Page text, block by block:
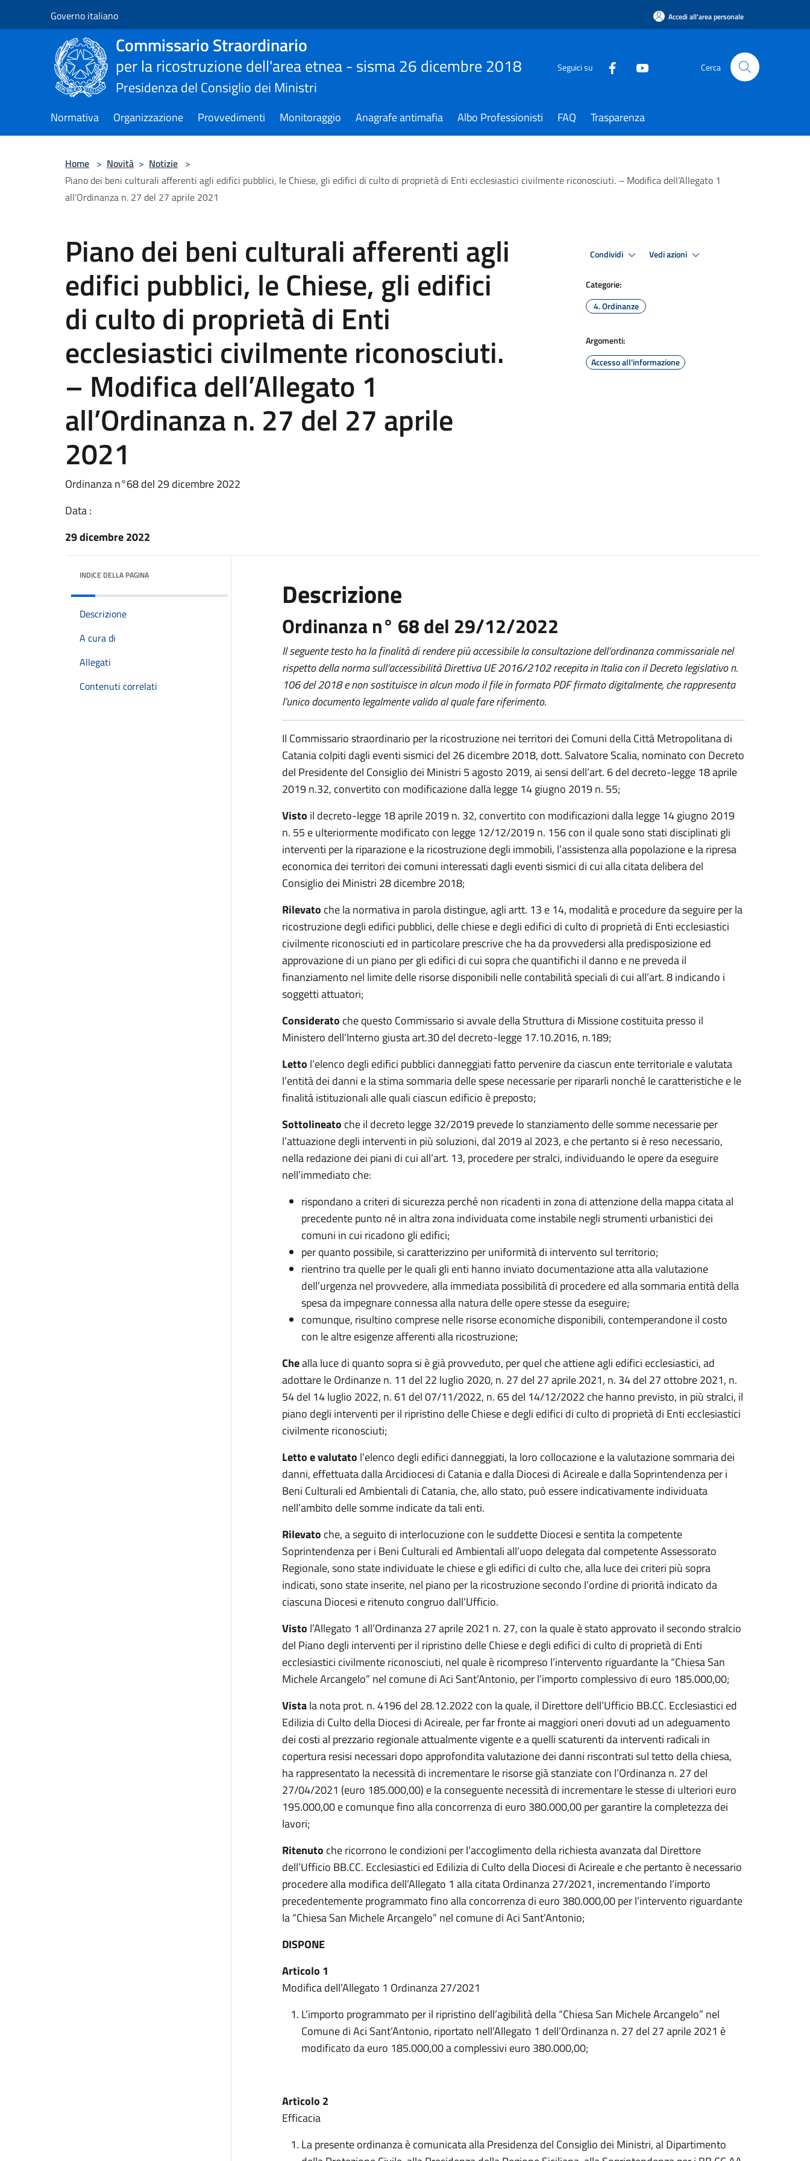
Governo italiano Accedi all'area personale
Commissario Straordinario
per la ricostruzione dell'area etnea - sisma 26 dicembre 2018
Presidenza del Consiglio dei Ministri
Seguici su Cerca
Normativa Organizzazione Provvedimenti Monitoraggio Anagrafe antimafia Albo Professionisti FAQ Trasparenza
Home > Novità > Notizie >
Piano dei beni culturali afferenti agli edifici pubblici, le Chiese, gli edifici di culto di proprietà di Enti ecclesiastici civilmente riconosciuti. – Modifica dell’Allegato 1
all’Ordinanza n. 27 del 27 aprile 2021
Piano dei beni culturali afferenti agli
edifici pubblici, le Chiese, gli edifici
di culto di proprietà di Enti
ecclesiastici civilmente riconosciuti.
– Modifica dell’Allegato 1
all’Ordinanza n. 27 del 27 aprile
2021
Ordinanza n°68 del 29 dicembre 2022
Data :
29 dicembre 2022
Condividi Vedi azioni
Categorie:
4. Ordinanze
Argomenti:
Accesso all'informazione
INDICE DELLA PAGINA
Descrizione
A cura di
Allegati
Contenuti correlati
Descrizione
Ordinanza n° 68 del 29/12/2022
Il seguente testo ha la finalità di rendere più accessibile la consultazione dell’ordinanza commissariale nel
rispetto della norma sull’accessibilità Direttiva UE 2016/2102 recepita in Italia con il Decreto legislativo n.
106 del 2018 e non sostituisce in alcun modo il file in formato PDF firmato digitalmente, che rappresenta
l’unico documento legalmente valido al quale fare riferimento.
Il Commissario straordinario per la ricostruzione nei territori dei Comuni della Città Metropolitana di
Catania colpiti dagli eventi sismici del 26 dicembre 2018, dott. Salvatore Scalia, nominato con Decreto
del Presidente del Consiglio dei Ministri 5 agosto 2019, ai sensi dell’art. 6 del decreto-legge 18 aprile
2019 n.32, convertito con modificazione dalla legge 14 giugno 2019 n. 55;
Visto il decreto-legge 18 aprile 2019 n. 32, convertito con modificazioni dalla legge 14 giugno 2019
n. 55 e ulteriormente modificato con legge 12/12/2019 n. 156 con il quale sono stati disciplinati gli
interventi per la riparazione e la ricostruzione degli immobili, l’assistenza alla popolazione e la ripresa
economica dei territori dei comuni interessati dagli eventi sismici di cui alla citata delibera del
Consiglio dei Ministri 28 dicembre 2018;
Rilevato che la normativa in parola distingue, agli artt. 13 e 14, modalità e procedure da seguire per la
ricostruzione degli edifici pubblici, delle chiese e degli edifici di culto di proprietà di Enti ecclesiastici
civilmente riconosciuti ed in particolare prescrive che ha da provvedersi alla predisposizione ed
approvazione di un piano per gli edifici di cui sopra che quantifichi il danno e ne preveda il
finanziamento nel limite delle risorse disponibili nelle contabilità speciali di cui all’art. 8 indicando i
soggetti attuatori;
Considerato che questo Commissario si avvale della Struttura di Missione costituita presso il
Ministero dell’Interno giusta art.30 del decreto-legge 17.10.2016, n.189;
Letto l’elenco degli edifici pubblici danneggiati fatto pervenire da ciascun ente territoriale e valutata
l’entità dei danni e la stima sommaria delle spese necessarie per ripararli nonché le caratteristiche e le
finalità istituzionali alle quali ciascun edificio è preposto;
Sottolineato che il decreto legge 32/2019 prevede lo stanziamento delle somme necessarie per
l’attuazione degli interventi in più soluzioni, dal 2019 al 2023, e che pertanto si è reso necessario,
nella redazione dei piani di cui all’art. 13, procedere per stralci, individuando le opere da eseguire
nell’immediato che:
rispondano a criteri di sicurezza perché non ricadenti in zona di attenzione della mappa citata al
precedente punto né in altra zona individuata come instabile negli strumenti urbanistici dei
comuni in cui ricadono gli edifici;
per quanto possibile, si caratterizzino per uniformità di intervento sul territorio;
rientrino tra quelle per le quali gli enti hanno inviato documentazione atta alla valutazione
dell’urgenza nel provvedere, alla immediata possibilità di procedere ed alla sommaria entità della
spesa da impegnare connessa alla natura delle opere stesse da eseguire;
comunque, risultino comprese nelle risorse economiche disponibili, contemperandone il costo
con le altre esigenze afferenti alla ricostruzione;
Chealla luce di quanto sopra si è già provveduto, per quel che attiene agli edifici ecclesiastici, ad
adottare le Ordinanze n. 11 del 22 luglio 2020, n. 27 del 27 aprile 2021, n. 34 del 27 ottobre 2021, n.
54 del 14 luglio 2022, n. 61 del 07/11/2022, n. 65 del 14/12/2022 che hanno previsto, in più stralci, il
piano degli interventi per il ripristino delle Chiese e degli edifici di culto di proprietà di Enti ecclesiastici
civilmente riconosciuti;
Letto e valutato l’elenco degli edifici danneggiati, la loro collocazione e la valutazione sommaria dei
danni, effettuata dalla Arcidiocesi di Catania e dalla Diocesi di Acireale e dalla Soprintendenza per i
Beni Culturali ed Ambientali di Catania, che, allo stato, può essere indicativamente individuata
nell’ambito delle somme indicate da tali enti.
Rilevato che, a seguito di interlocuzione con le suddette Diocesi e sentita la competente
Soprintendenza per i Beni Culturali ed Ambientali all’uopo delegata dal competente Assessorato
Regionale, sono state individuate le chiese e gli edifici di culto che, alla luce dei criteri più sopra
indicati, sono state inserite, nel piano per la ricostruzione secondo l’ordine di priorità indicato da
ciascuna Diocesi e ritenuto congruo dall’Ufficio.
Visto l’Allegato 1 all’Ordinanza 27 aprile 2021 n. 27, con la quale è stato approvato il secondo stralcio
del Piano degli interventi per il ripristino delle Chiese e degli edifici di culto di proprietà di Enti
ecclesiastici civilmente riconosciuti, nel quale è ricompreso l’intervento riguardante la “Chiesa San
Michele Arcangelo” nel comune di Aci Sant’Antonio, per l’importo complessivo di euro 185.000,00;
Vistala nota prot. n. 4196 del 28.12.2022 con la quale, il Direttore dell’Ufficio BB.CC. Ecclesiastici ed
Edilizia di Culto della Diocesi di Acireale, per far fronte ai maggiori oneri dovuti ad un adeguamento
dei costi al prezzario regionale attualmente vigente e a quelli scaturenti da interventi radicali in
copertura resisi necessari dopo approfondita valutazione dei danni riscontrati sul tetto della chiesa,
ha rappresentato la necessità di incrementare le risorse già stanziate con l’Ordinanza n. 27 del
27/04/2021 (euro 185.000,00) e la conseguente necessità di incrementare le stesse di ulteriori euro
195.000,00 e comunque fino alla concorrenza di euro 380.000,00 per garantire la completezza dei
lavori;
Ritenuto che ricorrono le condizioni per l’accoglimento della richiesta avanzata dal Direttore
dell’Ufficio BB.CC. Ecclesiastici ed Edilizia di Culto della Diocesi di Acireale e che pertanto è necessario
procedere alla modifica dell’Allegato 1 alla citata Ordinanza 27/2021, incrementando l’importo
precedentemente programmato fino alla concorrenza di euro 380.000,00 per l’intervento riguardante
la “Chiesa San Michele Arcangelo” nel comune di Aci Sant’Antonio;
DISPONE
Articolo 1
Modifica dell’Allegato 1 Ordinanza 27/2021
L’importo programmato per il ripristino dell’agibilità della “Chiesa San Michele Arcangelo” nel
Comune di Aci Sant’Antonio, riportato nell’Allegato 1 dell’Ordinanza n. 27 del 27 aprile 2021 è
modificato da euro 185.000,00 a complessivi euro 380.000,00;
Articolo 2
Efficacia
La presente ordinanza è comunicata alla Presidenza del Consiglio dei Ministri, al Dipartimento